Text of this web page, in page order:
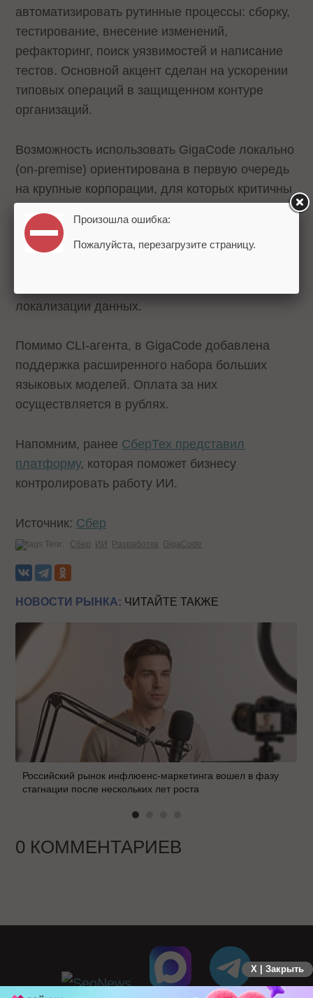
автоматизировать рутинные процессы: сборку,
тестирование, внесение изменений,
рефакторинг, поиск уязвимостей и написание
тестов. Основной акцент сделан на ускорении
типовых операций в защищенном контуре
организаций.
Возможность использовать GigaCode локально
(on‑premise) ориентирована в первую очередь
на крупные корпорации, для которых критичны
контроль над данными и информационная
безопасность. Решение востребовано в
банковском секторе, промышленности,
локализации данных.
Помимо CLI-агента, в GigaCode добавлена
поддержка расширенного набора больших
языковых моделей. Оплата за них
осуществляется в рублях.
Напомним, ранее СберТех представил
платформу, которая поможет бизнесу
контролировать работу ИИ.
Источник: Сбер
Теги: Сбер ИИ Разработка GigaCode
НОВОСТИ РЫНКА: ЧИТАЙТЕ ТАКЖЕ
Российский рынок инфлюенс-маркетинга вошел в фазу
стагнации после нескольких лет роста
0 КОММЕНТАРИЕВ
X | Закрыть
Произошла ошибка:
Пожалуйста, перезагрузите страницу.